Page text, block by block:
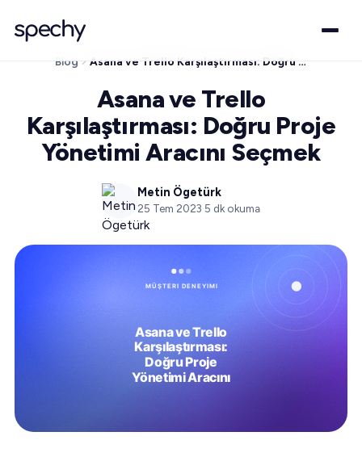
Blog Asana ve Trello Karşılaştırması: Doğru Proje Yönetimi Aracını Seçmek
Asana ve Trello
Karşılaştırması: Doğru Proje
Yönetimi Aracını Seçmek
Metin Ögetürk
25 Tem 2023·5 dk okuma